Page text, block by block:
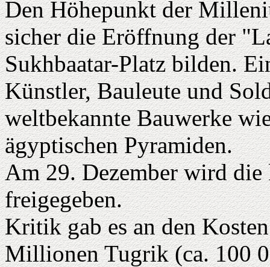
Den Höhepunkt der
sicher die Eröffnung der
Sukhbaatar-Platz bilden.
Künstler, Bauleute und
weltbekannte Bauwerke
ägyptischen Pyramiden.
Am 29. Dezember wird
freigegeben.
Kritik gab es an den
Millionen Tugrik (ca. 100